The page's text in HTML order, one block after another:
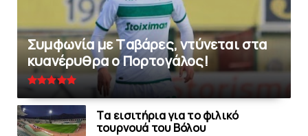
Συμφωνία με Tαβάρες, ντύνεται στα
κυανέρυθρα ο Πορτογάλος!
Tα εισιτήρια για το φιλικό
τουρνουά του Bόλου